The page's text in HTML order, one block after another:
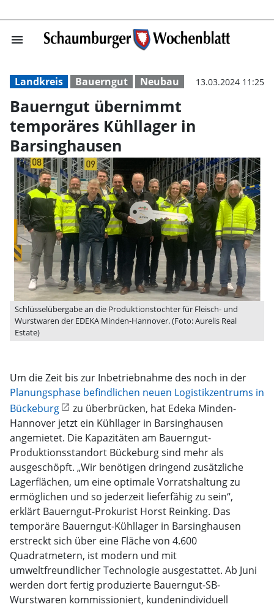
menu Bauerngut
Landkreis Bauerngut Neubau 13.03.2024 11:25
Bauerngut übernimmt
temporäres Kühllager in
Barsinghausen
Schlüsselübergabe an die Produktionstochter für Fleisch- und
Wurstwaren der EDEKA Minden-Hannover. (Foto: Aurelis Real
Estate)
Um die Zeit bis zur Inbetriebnahme des noch in der
Planungsphase befindlichen neuen Logistikzentrums in
Bückeburg
zu überbrücken, hat Edeka Minden-
Hannover jetzt ein Kühllager in Barsinghausen
angemietet. Die Kapazitäten am Bauerngut-
Produktionsstandort Bückeburg sind mehr als
ausgeschöpft. „Wir benötigen dringend zusätzliche
Lagerflächen, um eine optimale Vorratshaltung zu
ermöglichen und so jederzeit lieferfähig zu sein“,
erklärt Bauerngut-Prokurist Horst Reinking. Das
temporäre Bauerngut-Kühllager in Barsinghausen
erstreckt sich über eine Fläche von 4.600
Quadratmetern, ist modern und mit
umweltfreundlicher Technologie ausgestattet. Ab Juni
werden dort fertig produzierte Bauerngut-SB-
Wurstwaren kommissioniert, kundenindividuell